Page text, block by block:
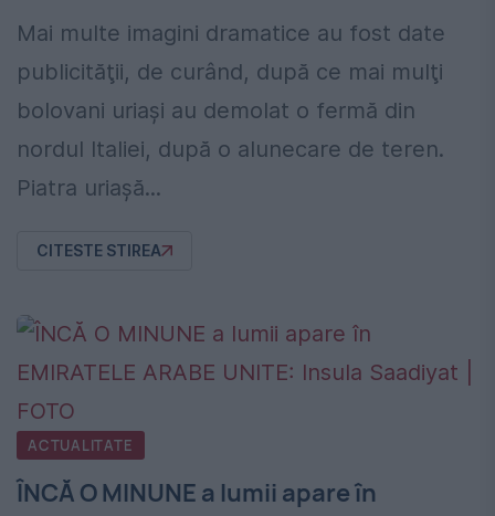
Mai multe imagini dramatice au fost date
publicităţii, de curând, după ce mai mulţi
bolovani uriaşi au demolat o fermă din
nordul Italiei, după o alunecare de teren.
Piatra uriaşă...
CITESTE STIREA
ACTUALITATE
ÎNCĂ O MINUNE a lumii apare în